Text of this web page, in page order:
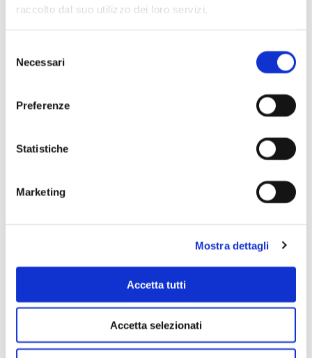
raccolto dal suo utilizzo dei loro servizi.
delNecessari
Preferenze
Statistiche
Marketing
Mostra dettagli
Accetta tutti
Accetta selezionati